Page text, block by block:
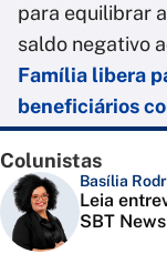
para equilibrar
saldo negativo
Família libera
beneficiários
Colunistas
Basília
Leia
SBT News